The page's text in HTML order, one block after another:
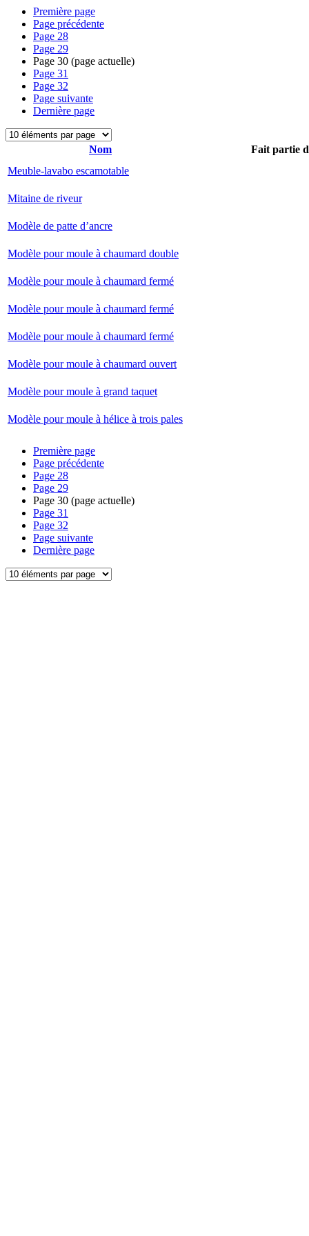
Première page
Page précédente
Page 28
Page 29
Page 30 (page actuelle)
Page 31
Page 32
Page suivante
Dernière page
Nom
Fait partie
Meuble-lavabo escamotable
Mitaine de riveur
Modèle de patte d’ancre
Modèle pour moule à chaumard double
Modèle pour moule à chaumard fermé
Modèle pour moule à chaumard fermé
Modèle pour moule à chaumard fermé
Modèle pour moule à chaumard ouvert
Modèle pour moule à grand taquet
Modèle pour moule à hélice à trois pales
Première page
Page précédente
Page 28
Page 29
Page 30 (page actuelle)
Page 31
Page 32
Page suivante
Dernière page